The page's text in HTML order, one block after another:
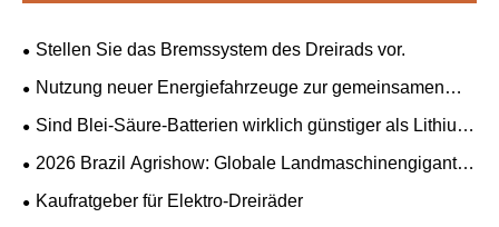
Stellen Sie das Bremssystem des Dreirads vor.
Nutzung neuer Energiefahrzeuge zur gemeinsamen
Festigung der „eisernen Freundschaft“ zwischen China
Sind Blei-Säure-Batterien wirklich günstiger als Lithium-
Batterien?
​2026 Brazil Agrishow: Globale Landmaschinengiganten
arbeiten gemeinsam an einem neuen Entwurf für die
Modernisierung der lateinamerikanischen Landwirtschaft
Kaufratgeber für Elektro-Dreiräder